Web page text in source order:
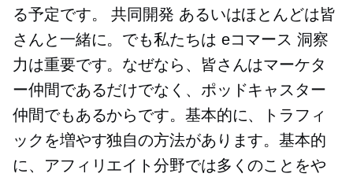
る予定です。共同開発 あるいはほとんどは皆
さんと一緒に。でも私たちは eコマース 洞察
力は重要です。なぜなら、皆さんはマーケタ
ー仲間であるだけでなく、ポッドキャスター
仲間でもあるからです。基本的に、トラフィ
ックを増やす独自の方法があります。基本的
に、アフィリエイト分野では多くのことをや